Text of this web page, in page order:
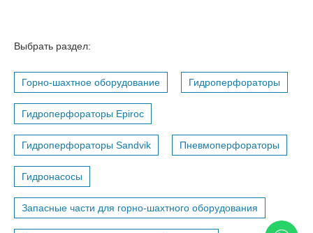
Выбрать раздел:
Горно-шахтное оборудование Гидроперфораторы
Гидроперфораторы Epiroc
Гидроперфораторы Sandvik Пневмоперфораторы
Гидронасосы
Запасные части для горно-шахтного оборудования